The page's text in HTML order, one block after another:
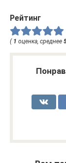
Рейтинг
( 1 оценка, среднее